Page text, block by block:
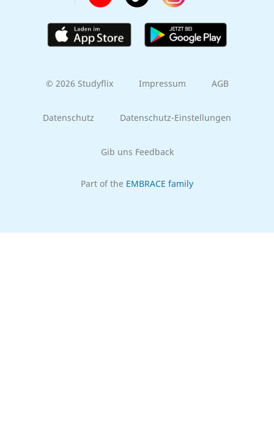
© 2026 Studyflix Impressum AGB
Datenschutz Datenschutz-Einstellungen
Gib uns Feedback
Part of the EMBRACE family